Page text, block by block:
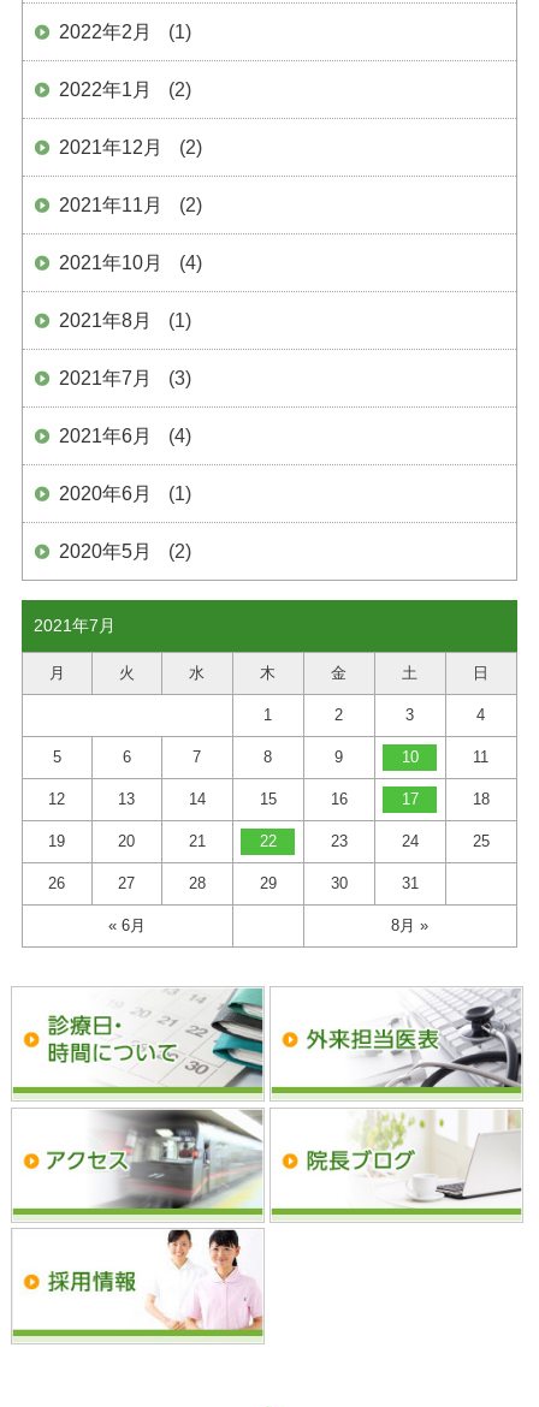
2022年2月 (1)
2022年1月 (2)
2021年12月 (2)
2021年11月 (2)
2021年10月 (4)
2021年8月 (1)
2021年7月 (3)
2021年6月 (4)
2020年6月 (1)
2020年5月 (2)
2021年7月
月 火 水 木 金 土 日
« 6月 8月 »
1 2 3 4
5 6 7 8 9 10 11
12 13 14 15 16 17 18
19 20 21 22 23 24 25
26 27 28 29 30 31